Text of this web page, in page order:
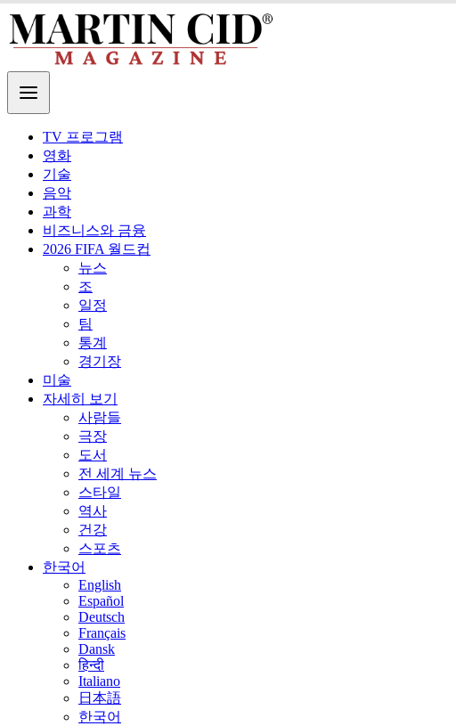
TV 프로그램
영화
기술
음악
과학
비즈니스와 금융
2026 FIFA 월드컵
뉴스
조
일정
팀
통계
경기장
미술
자세히 보기
사람들
극장
도서
전 세계 뉴스
스타일
역사
건강
스포츠
한국어
English
Español
Deutsch
Français
Dansk
हिन्दी
Italiano
日本語
한국어